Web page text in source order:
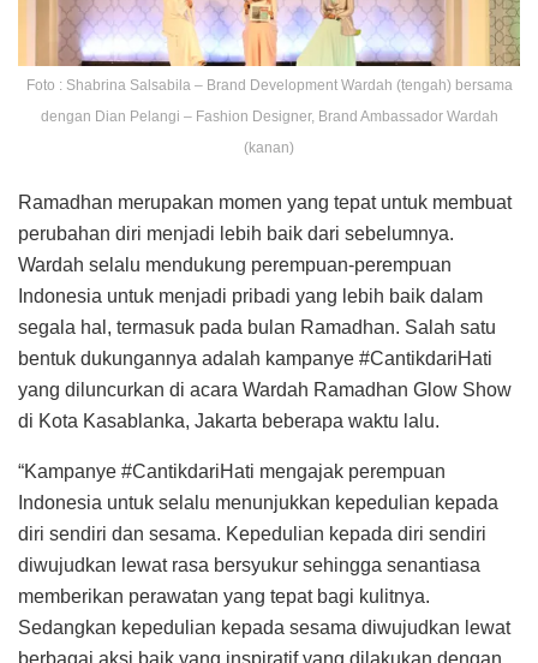
Foto : Shabrina Salsabila – Brand Development Wardah (tengah) bersama
dengan Dian Pelangi – Fashion Designer, Brand Ambassador Wardah
(kanan)
Ramadhan merupakan momen yang tepat untuk membuat
perubahan diri menjadi lebih baik dari sebelumnya.
Wardah selalu mendukung perempuan-perempuan
Indonesia untuk menjadi pribadi yang lebih baik dalam
segala hal, termasuk pada bulan Ramadhan. Salah satu
bentuk dukungannya adalah kampanye #CantikdariHati
yang diluncurkan di acara Wardah Ramadhan Glow Show
di Kota Kasablanka, Jakarta beberapa waktu lalu.
“Kampanye #CantikdariHati mengajak perempuan
Indonesia untuk selalu menunjukkan kepedulian kepada
diri sendiri dan sesama. Kepedulian kepada diri sendiri
diwujudkan lewat rasa bersyukur sehingga senantiasa
memberikan perawatan yang tepat bagi kulitnya.
Sedangkan kepedulian kepada sesama diwujudkan lewat
berbagai aksi baik yang inspiratif yang dilakukan dengan